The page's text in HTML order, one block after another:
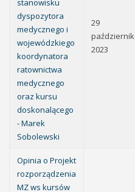
stanowisku
dyspozytora
medycznego i
wojewódzkiego
koordynatora
ratownictwa
medycznego
oraz kursu
doskonalącego
- Marek
Sobolewski
29
październik
2023
Opinia o Projekt
rozporządzenia
MZ ws kursów